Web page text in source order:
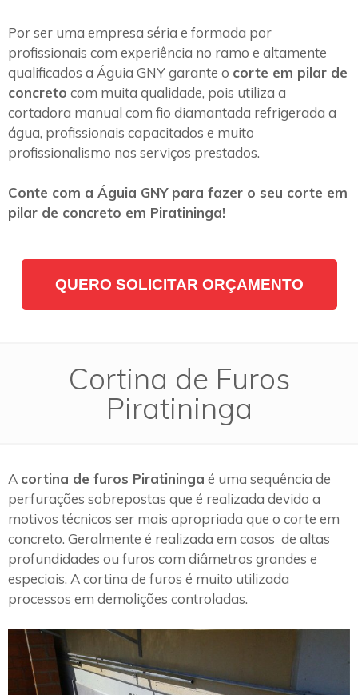
Por ser uma empresa séria e formada por
profissionais com experiência no ramo e altamente
qualificados a Águia GNY garante o corte em pilar de
concreto com muita qualidade, pois utiliza a
cortadora manual com fio diamantada refrigerada a
água, profissionais capacitados e muito
profissionalismo nos serviços prestados.
Conte com a Águia GNY para fazer o seu corte em
pilar de concreto em Piratininga!
QUERO SOLICITAR ORÇAMENTO
Cortina de Furos
Piratininga
A cortina de furos Piratininga é uma sequência de
perfurações sobrepostas que é realizada devido a
motivos técnicos ser mais apropriada que o corte em
concreto. Geralmente é realizada em casos de altas
profundidades ou furos com diâmetros grandes e
especiais. A cortina de furos é muito utilizada
processos em demolições controladas.